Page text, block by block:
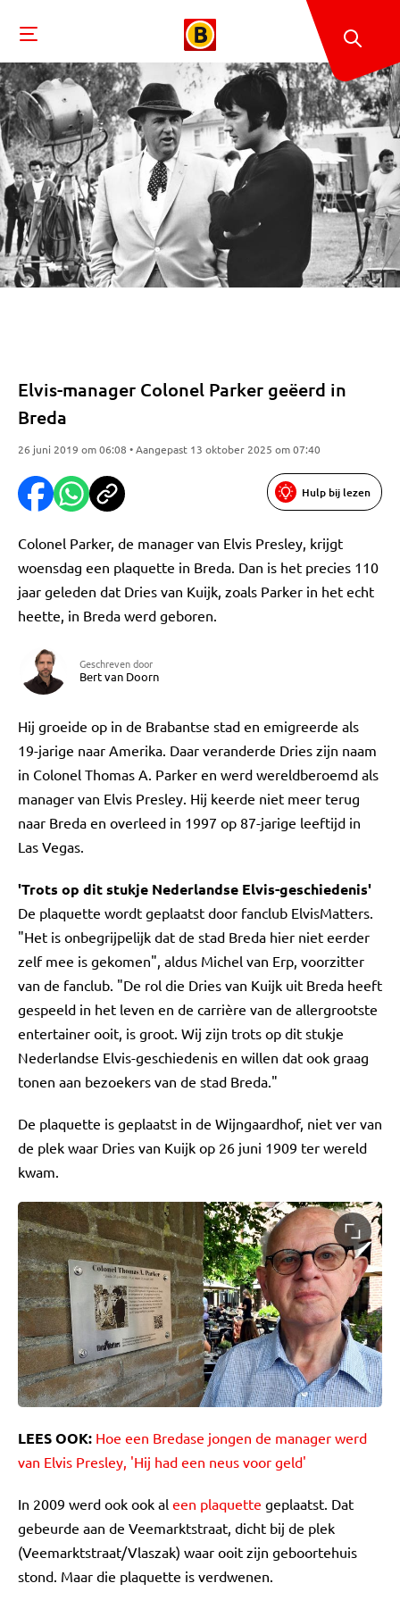
Elvis-manager Colonel Parker geëerd in
Breda
26 juni 2019 om 06:08 • Aangepast 13 oktober 2025 om 07:40
Hulp bij lezen
Colonel Parker, de manager van Elvis Presley, krijgt
woensdag een plaquette in Breda. Dan is het precies 110
jaar geleden dat Dries van Kuijk, zoals Parker in het echt
heette, in Breda werd geboren.
Geschreven door
Bert van Doorn
Hij groeide op in de Brabantse stad en emigreerde als
19-jarige naar Amerika. Daar veranderde Dries zijn naam
in Colonel Thomas A. Parker en werd wereldberoemd als
manager van Elvis Presley. Hij keerde niet meer terug
naar Breda en overleed in 1997 op 87-jarige leeftijd in
Las Vegas.
'Trots op dit stukje Nederlandse Elvis-geschiedenis'
De plaquette wordt geplaatst door fanclub ElvisMatters.
"Het is onbegrijpelijk dat de stad Breda hier niet eerder
zelf mee is gekomen", aldus Michel van Erp, voorzitter
van de fanclub. "De rol die Dries van Kuijk uit Breda heeft
gespeeld in het leven en de carrière van de allergrootste
entertainer ooit, is groot. Wij zijn trots op dit stukje
Nederlandse Elvis-geschiedenis en willen dat ook graag
tonen aan bezoekers van de stad Breda."
De plaquette is geplaatst in de Wijngaardhof, niet ver van
de plek waar Dries van Kuijk op 26 juni 1909 ter wereld
kwam.
LEES OOK: Hoe een Bredase jongen de manager werd
van Elvis Presley, 'Hij had een neus voor geld'
In 2009 werd ook ook al een plaquette geplaatst. Dat
gebeurde aan de Veemarktstraat, dicht bij de plek
(Veemarktstraat/Vlaszak) waar ooit zijn geboortehuis
stond. Maar die plaquette is verdwenen.